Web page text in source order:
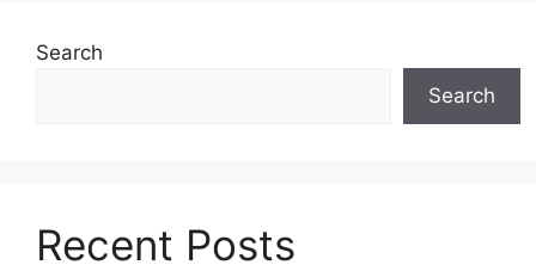
Search
Search
Recent Posts